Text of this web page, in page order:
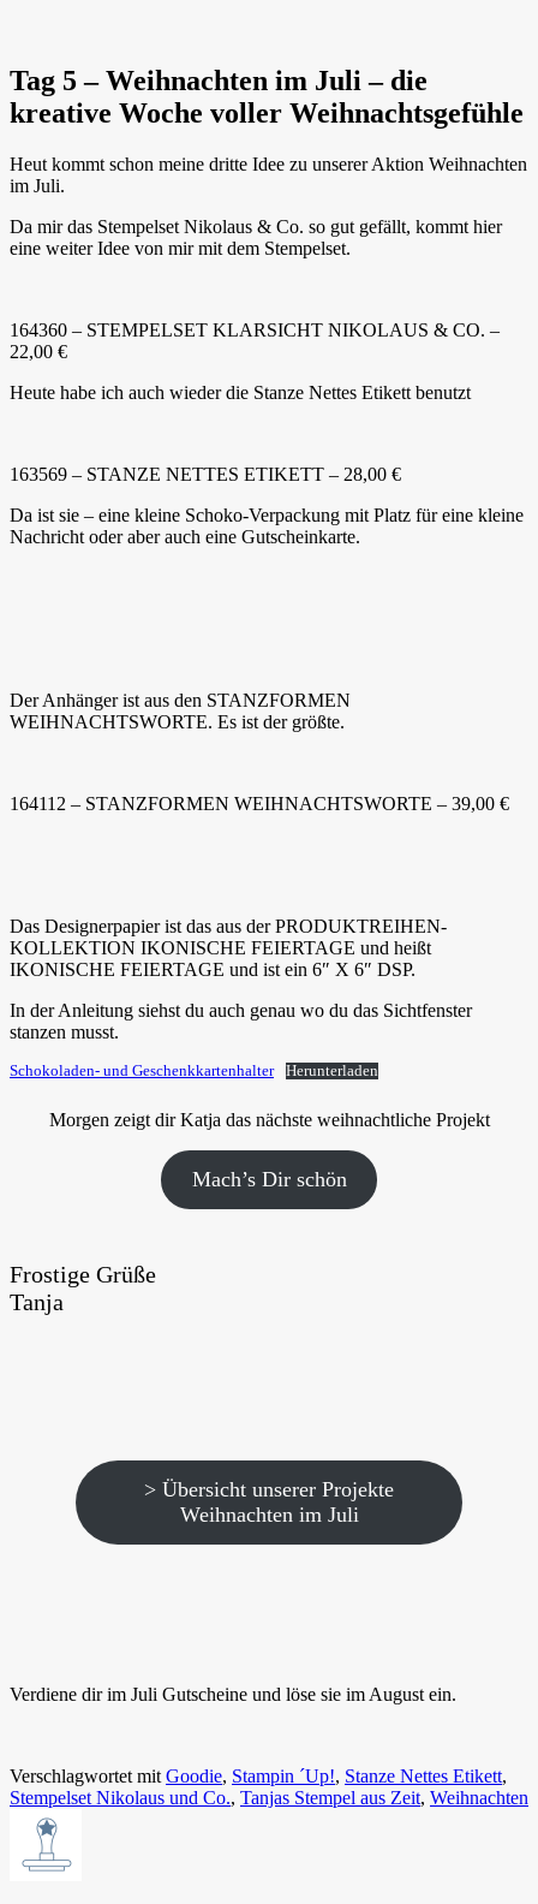
Tag 5 – Weihnachten im Juli – die
kreative Woche voller Weihnachtsgefühle
Heut kommt schon meine dritte Idee zu unserer Aktion Weihnachten
im Juli.
Da mir das Stempelset Nikolaus & Co. so gut gefällt, kommt hier
eine weiter Idee von mir mit dem Stempelset.
164360 – STEMPELSET KLARSICHT NIKOLAUS & CO. –
22,00 €
Heute habe ich auch wieder die Stanze Nettes Etikett benutzt
163569 – STANZE NETTES ETIKETT – 28,00 €
Da ist sie – eine kleine Schoko-Verpackung mit Platz für eine kleine
Nachricht oder aber auch eine Gutscheinkarte.
Der Anhänger ist aus den STANZFORMEN
WEIHNACHTSWORTE. Es ist der größte.
164112 – STANZFORMEN WEIHNACHTSWORTE – 39,00 €
Das Designerpapier ist das aus der PRODUKTREIHEN-
KOLLEKTION IKONISCHE FEIERTAGE und heißt
IKONISCHE FEIERTAGE und ist ein 6″ X 6″ DSP.
In der Anleitung siehst du auch genau wo du das Sichtfenster
stanzen musst.
Schokoladen- und Geschenkkartenhalter Herunterladen
Morgen zeigt dir Katja das nächste weihnachtliche Projekt
Mach’s Dir schön
Frostige Grüße
Tanja
> Übersicht unserer Projekte
Weihnachten im Juli
Verdiene dir im Juli Gutscheine und löse sie im August ein.
Verschlagwortet mit Goodie, Stampin ´Up!, Stanze Nettes Etikett,
Stempelset Nikolaus und Co., Tanjas Stempel aus Zeit, Weihnachten